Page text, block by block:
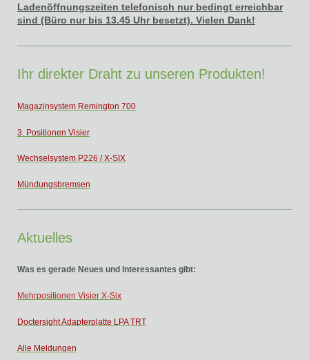
Ladenöffnungszeiten telefonisch nur bedingt erreichbar
sind (Büro nur bis 13.45 Uhr besetzt). Vielen Dank!
Ihr direkter Draht zu unseren Produkten!
Magazinsystem Remington 700
3. Positionen Visier
Wechselsystem P226 / X-SIX
Mündungsbremsen
Aktuelles
Was es gerade Neues und Interessantes gibt:
Mehrpositionen Visier X-Six
Doctersight Adapterplatte LPA TRT
Alle Meldungen